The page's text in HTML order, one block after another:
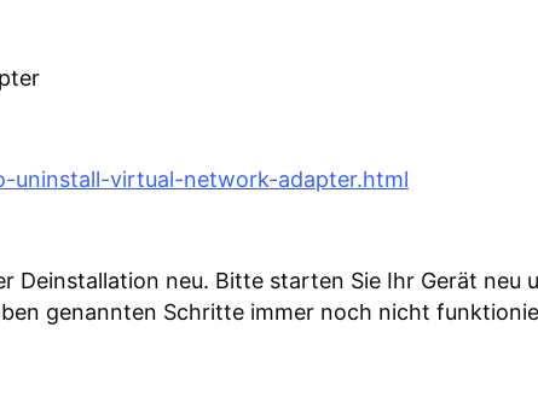
virtual-network-adapter.html
Deinstallation neu. Bitte starten Sie Ihr Gerät neu
genannten Schritte immer noch nicht